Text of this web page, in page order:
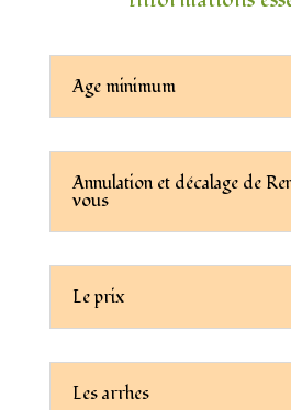
Age minimum
Annulation et décalage de
vous
Le prix
Les arrhes